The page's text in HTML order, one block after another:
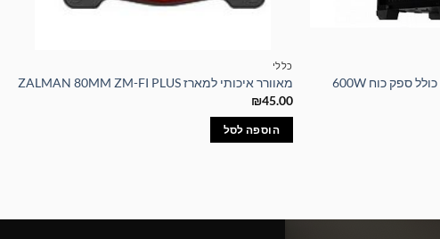
כללי
מאוורר איכותי למארז ZALMAN 80MM ZM-FI PLUS
₪45.00
הוספה לסל